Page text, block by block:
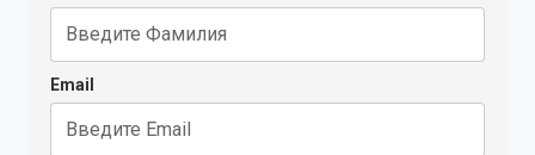
Email